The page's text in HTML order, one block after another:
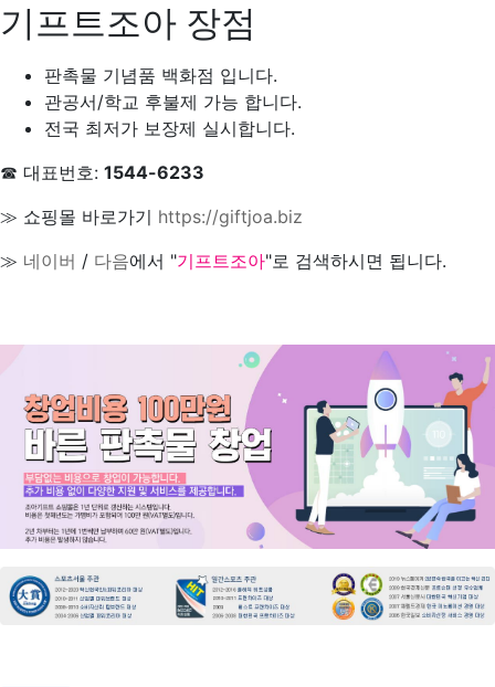
기프트조아 장점
판촉물 기념품 백화점 입니다.
관공서/학교 후불제 가능 합니다.
전국 최저가 보장제 실시합니다.
☎ 대표번호: 1544-6233
≫ 쇼핑몰 바로가기 https://giftjoa.biz
≫ 네이버 / 다음에서 "기프트조아"로 검색하시면 됩니다.